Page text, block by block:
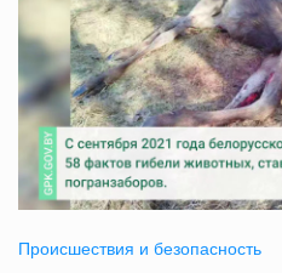
Происшествия и безопасность